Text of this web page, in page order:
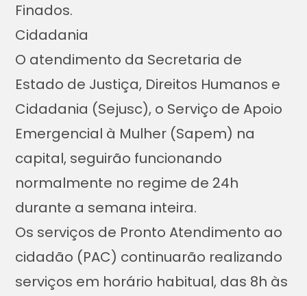
Finados.
Cidadania
O atendimento da Secretaria de
Estado de Justiça, Direitos Humanos e
Cidadania (Sejusc), o Serviço de Apoio
Emergencial à Mulher (Sapem) na
capital, seguirão funcionando
normalmente no regime de 24h
durante a semana inteira.
Os serviços de Pronto Atendimento ao
cidadão (PAC) continuarão realizando
serviços em horário habitual, das 8h às